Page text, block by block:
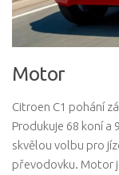
Motor
Citroen C1 pohání
Produkuje 68 koní a
skvělou volbu pro
převodovku. Motor